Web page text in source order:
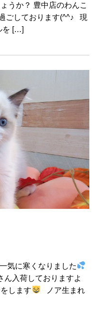
うか？ 豊中店のわんこ
ごしております(^^♪ 現
を […]
気に寒くなりました
ん入荷しておりますよ
します
ノア生まれ